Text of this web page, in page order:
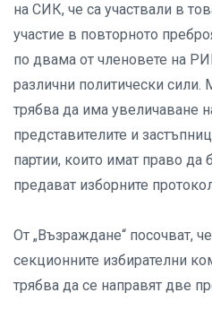
на СИК, че са участвали в
участие в повторното
по двама от членовете на
различни политически сили.
трябва да има увеличаване
представителите и
партии, които имат право
предават изборните
От „Възраждане“ посочват,
секционните избирателни
трябва да се направят две